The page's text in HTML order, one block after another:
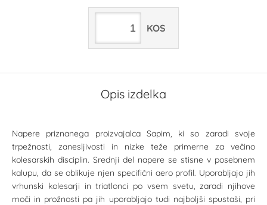
KOS
Opis izdelka
Napere priznanega proizvajalca Sapim, ki so zaradi svoje
trpežnosti, zanesljivosti in nizke teže primerne za večino
kolesarskih disciplin. Srednji del napere se stisne v posebnem
kalupu, da se oblikuje njen specifični aero profil. Uporabljajo jih
vrhunski kolesarji in triatlonci po vsem svetu, zaradi njihove
moči in prožnosti pa jih uporabljajo tudi najboljši spustaši, pri